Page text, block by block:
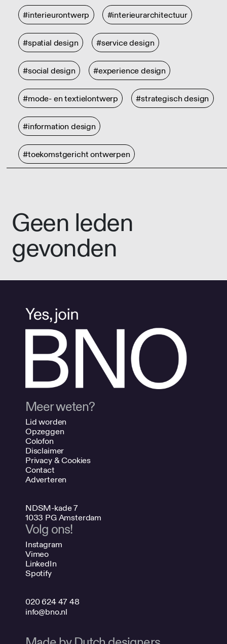
#interieurontwerp #interieurarchitectuur
#spatial design #service design
#social design #experience design
#mode- en textielontwerp #strategisch design
#information design
#toekomstgericht ontwerpen
Geen leden
gevonden
Meer weten?
Lid worden
Opzeggen
Colofon
Disclaimer
Privacy & Cookies
Contact
Adverteren
NDSM-kade 7
1033 PG Amsterdam
Volg ons!
Instagram
Vimeo
LinkedIn
Spotify
020 624 47 48
info@bno.nl